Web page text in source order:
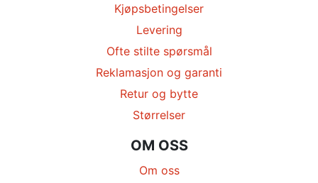
Kjøpsbetingelser
Levering
Ofte stilte spørsmål
Reklamasjon og garanti
Retur og bytte
Størrelser
OM OSS
Om oss